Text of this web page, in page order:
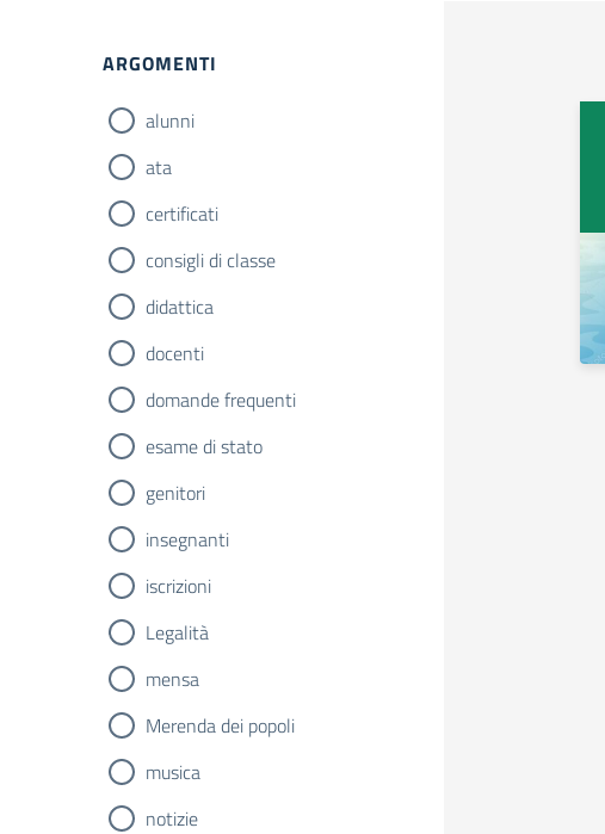
ARGOMENTI
alunni
ata
certificati
consigli di classe
didattica
docenti
domande frequenti
esame di stato
genitori
insegnanti
iscrizioni
Legalità
mensa
Merenda dei popoli
musica
notizie